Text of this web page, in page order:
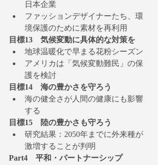
日本企業
ファッションデザイナーたち、環
境保護のために素材を再利用
目標13　気候変動に具体的な対策を
地球温暖化で早まる花粉シーズン
アメリカは「気候変動難民」の保
護を検討
目標14　海の豊かさを守ろう
海の健全さが人間の健康にも影響
する
目標15　陸の豊かさも守ろう
研究結果：2050年までに外来種が
激増することが判明
Part4　平和・パートナーシップ